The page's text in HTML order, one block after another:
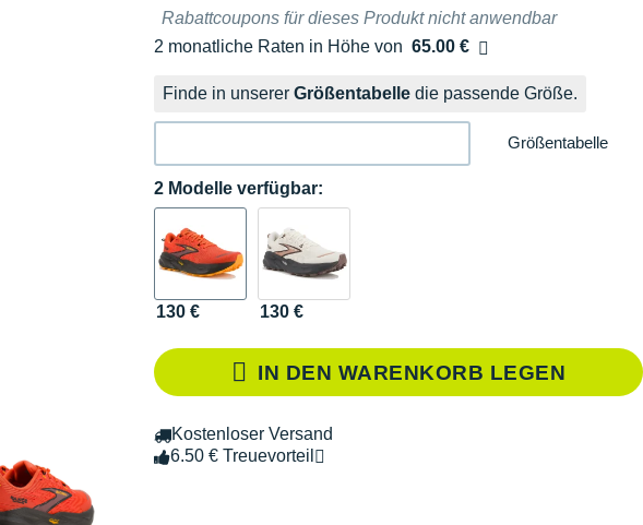
Rabattcoupons für dieses Produkt nicht anwendbar
2 monatliche Raten in Höhe von 65.00 €
Ohne Zusatzkosten
Finde in unserer Größentabelle die passende Größe.
Größentabelle
2 Modelle verfügbar:
130 € 130 €
IN DEN WARENKORB LEGEN
Kostenloser Versand
6.50 € Treuevorteil